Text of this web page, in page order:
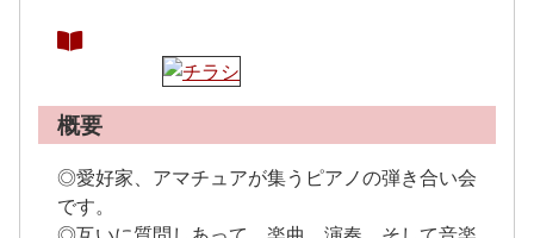
概要
◎愛好家、アマチュアが集うピアノの弾き合い会
です。